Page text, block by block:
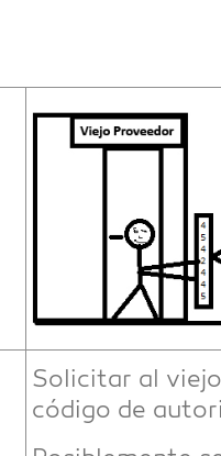
Soli­ci­tar al
códi­go de